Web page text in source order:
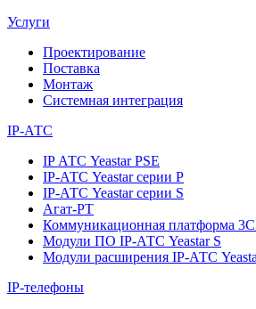
Услуги
Проектирование
Поставка
Монтаж
Системная интеграция
IP-АТС
IP АТС Yeastar PSE
IP-АТС Yeastar серии P
IP-АТС Yeastar серии S
Агат-РТ
Коммуникационная платформа
Модули ПО IP-АТС Yeastar S
Модули расширения IP-АТС
IP-телефоны